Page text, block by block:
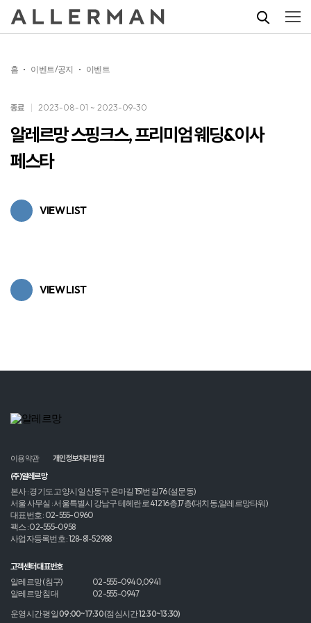
홈 이벤트/공지 이벤트
종료 2023-08-01 ~ 2023-09-30
알레르망 스핑크스, 프리미엄 웨딩&이사
페스타
VIEW LIST
VIEW LIST
이용약관 개인정보처리방침
(주)알레르망
본사 : 경기도 고양시 일산동구 은마길 151번길 76 (설문동)
서울 사무실 : 서울특별시 강남구 테헤란로 412 16층,17층(대치동,알레르망타워)
대표번호 : 02-555-0960
팩스 : 02-555-0958
사업자등록번호 : 128-81-52988
고객센터 대표번호
알레르망 (침구)
02-555-0940,0941
알레르망 침대
02-555-0947
운영시간 평일 09:00~17:30 (점심시간 12:30~13:30)